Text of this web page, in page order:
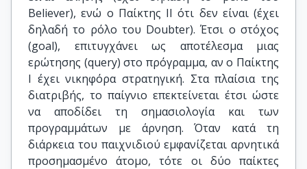
Believer), ενώ ο Παίκτης ΙΙ ότι δεν είναι (έχει
δηλαδή το ρόλο του Doubter). Έτσι ο στόχος
(goal), επιτυγχάνει ως αποτέλεσμα μιας
ερώτησης (query) στο πρόγραμμα, αν ο Παίκτης
Ι έχει νικηφόρα στρατηγική. Στα πλαίσια της
διατριβής, το παίγνιο επεκτείνεται έτσι ώστε
να αποδίδει τη σημασιολογία και των
προγραμμάτων με άρνηση. Όταν κατά τη
διάρκεια του παιχνιδιού εμφανίζεται αρνητικά
προσημασμένο άτομο, τότε οι δύο παίκτες